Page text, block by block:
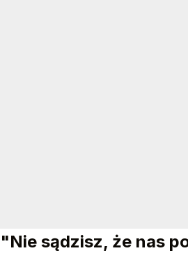
"Nie sądzisz, że nas